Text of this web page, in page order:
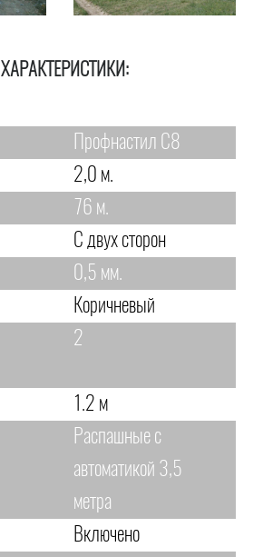
ХАРАКТЕРИСТИКИ:
Профнастил С8
2,0 м.
76 м.
С двух сторон
0,5 мм.
Коричневый
2
1.2 м
Распашные с
автоматикой 3,5
метра
Включено